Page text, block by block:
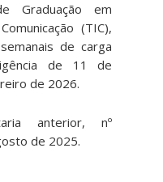
Graduação em
(TIC),
de carga
de 11 de
de 2026.
anterior, nº
de 2025.